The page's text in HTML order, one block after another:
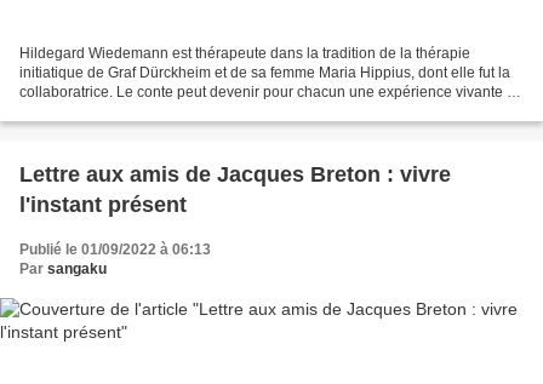
Hildegard Wiedemann est thérapeute dans la tradition de la thérapie
initiatique de Graf Dürckheim et de sa femme Maria Hippius, dont elle fut la
collaboratrice. Le conte peut devenir pour chacun une expérience vivante et
Lettre aux amis de Jacques Breton : vivre
l'instant présent
Publié le 01/09/2022 à 06:13
Par sangaku